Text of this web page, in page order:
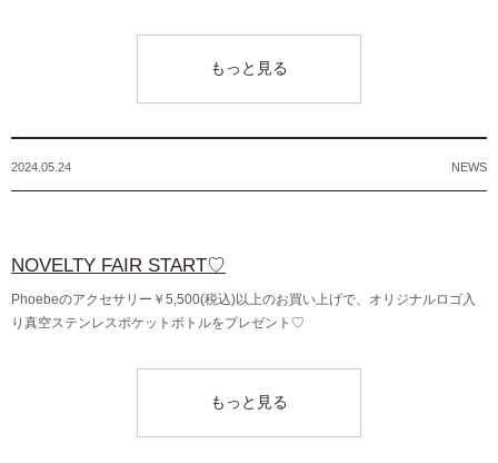
もっと見る
2024.05.24 NEWS
NOVELTY FAIR START♡
Phoebeのアクセサリー￥5,500(税込)以上のお買い上げで、オリジナルロゴ入
り真空ステンレスポケットボトルをプレゼント♡
もっと見る